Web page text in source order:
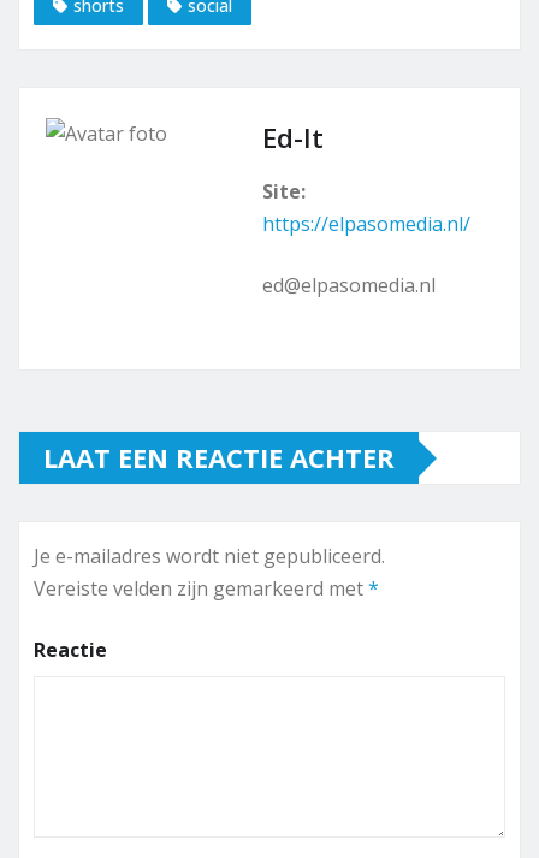
shorts social
Ed-It
Site:
https://elpasomedia.nl/
ed@elpasomedia.nl
LAAT EEN REACTIE ACHTER
Je e-mailadres wordt niet gepubliceerd.
Vereiste velden zijn gemarkeerd met*
Reactie